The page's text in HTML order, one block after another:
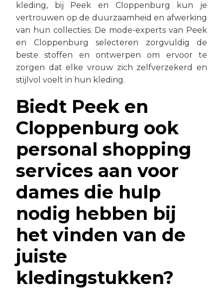
kleding, bij Peek en Cloppenburg kun je
vertrouwen op de duurzaamheid en afwerking
van hun collecties. De mode-experts van Peek
en Cloppenburg selecteren zorgvuldig de
beste stoffen en ontwerpen om ervoor te
zorgen dat elke vrouw zich zelfverzekerd en
stijlvol voelt in hun kleding.
Biedt Peek en
Cloppenburg ook
personal shopping
services aan voor
dames die hulp
nodig hebben bij
het vinden van de
juiste
kledingstukken?